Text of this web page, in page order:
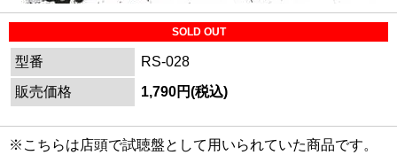
SOLD OUT
型番
RS-028
販売価格
1,790円(税込)
※こちらは店頭で試聴盤として用いられていた商品です。